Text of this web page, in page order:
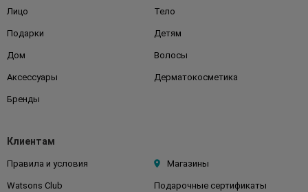
Лицо Тело
Подарки Детям
Дом Волосы
Аксессуары Дерматокосметика
Бренды
Клиентам
Правила и условия Магазины
Watsons Club Подарочные сертификаты